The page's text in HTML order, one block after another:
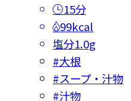
15分
99kcal
塩分1.0g
#大根
#スープ・汁物
#汁物